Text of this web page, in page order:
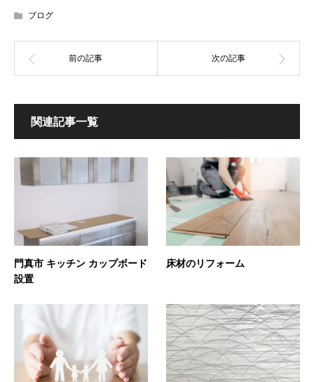
ブログ
関連記事一覧
門真市 キッチン カップボード
設置
床材のリフォーム